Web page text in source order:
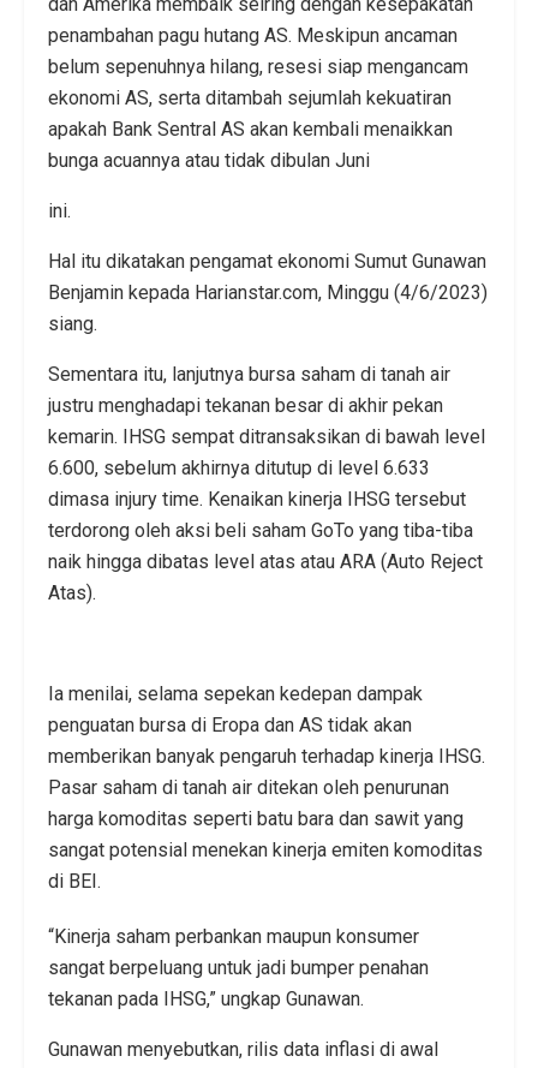
penambahan pagu hutang AS. Meskipun ancaman
belum sepenuhnya hilang, resesi siap mengancam
ekonomi AS, serta ditambah sejumlah kekuatiran
apakah Bank Sentral AS akan kembali menaikkan
bunga acuannya atau tidak dibulan Juni
ini.
Hal itu dikatakan pengamat ekonomi Sumut Gunawan
Benjamin kepada Harianstar.com, Minggu (4/6/2023)
siang.
Sementara itu, lanjutnya bursa saham di tanah air
justru menghadapi tekanan besar di akhir pekan
kemarin. IHSG sempat ditransaksikan di bawah level
6.600, sebelum akhirnya ditutup di level 6.633
dimasa injury time. Kenaikan kinerja IHSG tersebut
terdorong oleh aksi beli saham GoTo yang tiba-tiba
naik hingga dibatas level atas atau ARA (Auto Reject
Atas).
Ia menilai, selama sepekan kedepan dampak
penguatan bursa di Eropa dan AS tidak akan
memberikan banyak pengaruh terhadap kinerja IHSG.
Pasar saham di tanah air ditekan oleh penurunan
harga komoditas seperti batu bara dan sawit yang
sangat potensial menekan kinerja emiten komoditas
di BEI.
“Kinerja saham perbankan maupun konsumer
sangat berpeluang untuk jadi bumper penahan
tekanan pada IHSG,” ungkap Gunawan.
Gunawan menyebutkan, rilis data inflasi di awal